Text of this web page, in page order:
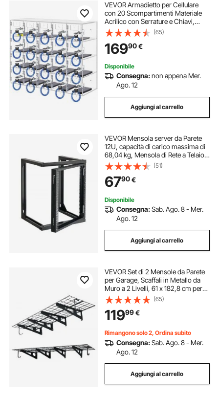
VEVOR Armadietto per Cellulare
con 20 Scompartimenti Materiale
Acrilico con Serrature e Chiavi,
Armadietto da Parete per Ufficio
Aula Palestra, Cassetta Deposito
Oggetti da Parete Acrilico
Trasparente
(65)
16990€
Disponibile
Consegna:non appena Mer.
Ago. 12
Aggiungi al carrello
VEVOR Mensola server da Parete
12U, capacità di carico massima di
68,04 kg, Mensola di Rete a Telaio
Aperto con Apertura di 180 Gradi,
Acciaio al Carbonio, per
Apparecchiature di Rete IT da 482
mm
(51)
6790€
Disponibile
Consegna:Sab. Ago. 8 - Mer.
Ago. 12
Aggiungi al carrello
VEVOR Set di 2 Mensole da Parete
per Garage, Scaffali in Metallo da
Muro a 2 Livelli, 61 x 182,8 cm per
Mensola, Portata Totale di 454 kg,
con Ganci Portautensili, Soluzione
Salvaspazio per Officina
(65)
11999€
Rimangono solo 2, Ordina subito
Consegna:Sab. Ago. 8 - Mer.
Ago. 12
Aggiungi al carrello